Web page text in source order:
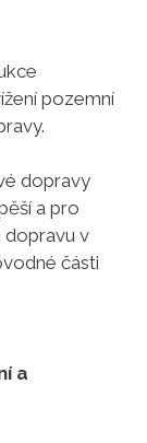
pozemní
dopravy
a pro
dopravu v
části
a